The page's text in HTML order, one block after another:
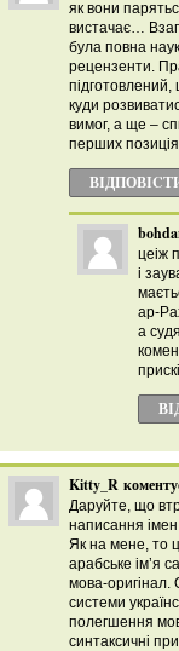
як вони
вистачає…
була повна
рецензенти.
куди
вимог, а ще –
перших
цеіж
і
ар-
а
Kitty_R
Даруйте, що
написання
Як на мене, то
арабське ім’я
мова-
системи
полегшення
синтаксичні